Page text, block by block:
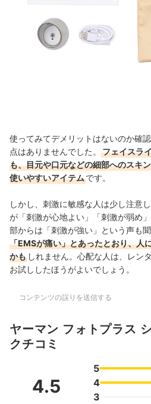
使ってみてデメリットはないのか確
点はありませんでした。
フェイスラ
も、目元や口元などの細部へのスキ
使いやすいアイテムです。
しかし、刺激に敏感な人は少し注意
が「刺激が心地よい」「刺激が弱め
部からは「刺激が強い」という声も聞
「EMSが痛い」とあったとおり、人
かも しれません。心配な人は、レン
お試ししたほうがよいでしょう。
コンテンツの誤りを送信する
ヤーマン フォトプラス
クチコミ
4.5
5
4
3